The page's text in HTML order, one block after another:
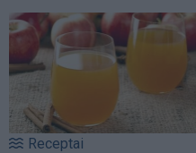
Receptai